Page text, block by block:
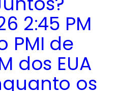
2:45 PM
PMI de
dos EUA
os